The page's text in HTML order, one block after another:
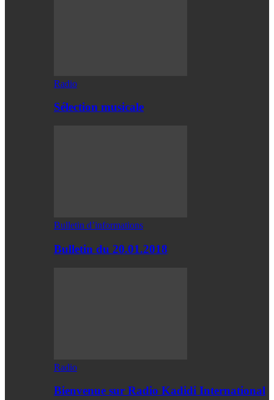
Radio
Sélection musicale
Bulletin d’informations
Bulletin du 20.01.2018
Radio
Bienvenue sur Radio Kadidi International